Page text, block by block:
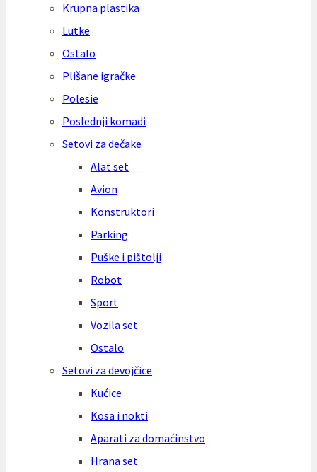
Krupna plastika
Lutke
Ostalo
Plišane igračke
Polesie
Poslednji komadi
Setovi za dečake
Alat set
Avion
Konstruktori
Parking
Puške i pištolji
Robot
Sport
Vozila set
Ostalo
Setovi za devojčice
Kućice
Kosa i nokti
Aparati za domaćinstvo
Hrana set